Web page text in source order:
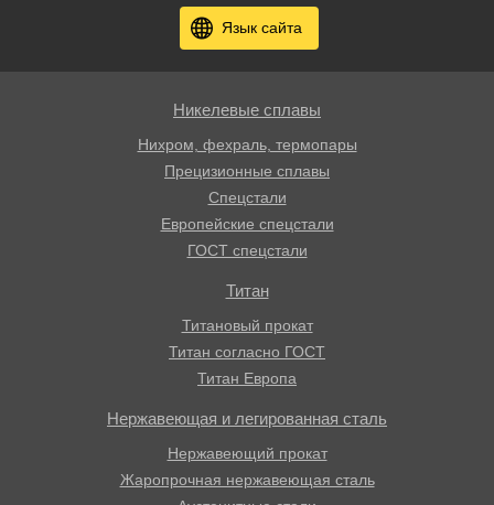
Язык сайта
Никелевые сплавы
Нихром, фехраль, термопары
Прецизионные сплавы
Спецстали
Европейские спецстали
ГОСТ спецстали
Титан
Титановый прокат
Титан согласно ГОСТ
Титан Европа
Нержавеющая и легированная сталь
Нержавеющий прокат
Жаропрочная нержавеющая сталь